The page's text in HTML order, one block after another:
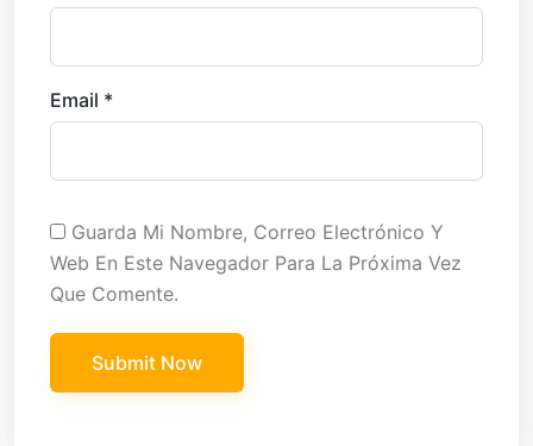
Email *
Guarda Mi Nombre, Correo Electrónico Y
Web En Este Navegador Para La Próxima Vez
Que Comente.